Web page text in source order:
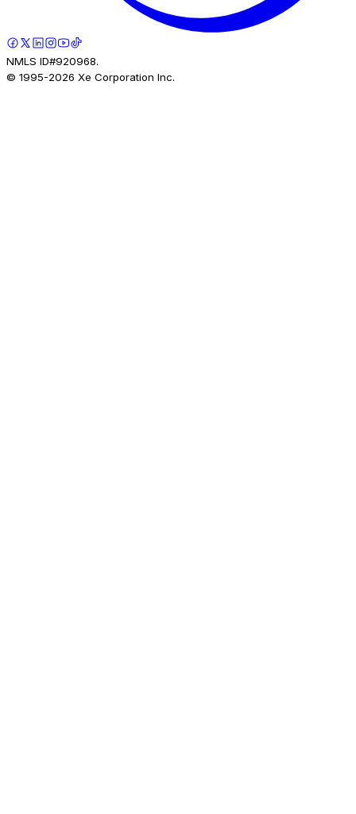
NMLS ID#920968.
© 1995-2026 Xe Corporation Inc.